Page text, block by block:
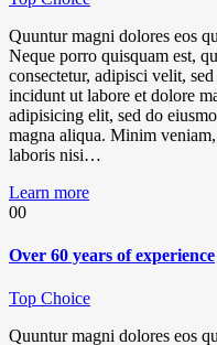
Quuntur magni dolores eos
Neque porro quisquam est,
consectetur, adipisci velit,
incidunt ut labore et dolore
adipisicing elit, sed do
magna aliqua. Minim
laboris nisi…
Learn more
00
Over 60 years of experience
Top Choice
Quuntur magni dolores eos